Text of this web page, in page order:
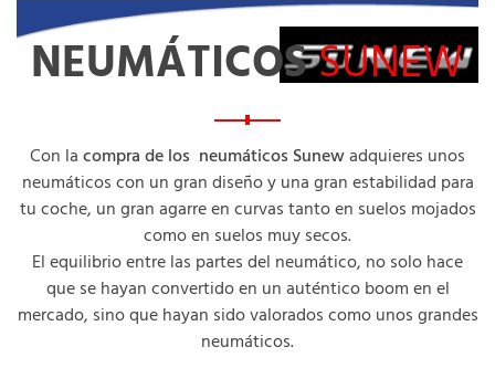
NEUMÁTICOSSUNEW
Con lacompra de los neumáticos Sunewadquieres unos
neumáticos con un gran diseño y una gran estabilidad para
tu coche, un gran agarre en curvas tanto en suelos mojados
como en suelos muy secos.
El equilibrio entre las partes del neumático, no solo hace
que se hayan convertido en un auténtico boom en el
mercado, sino que hayan sido valorados como unos grandes
neumáticos.